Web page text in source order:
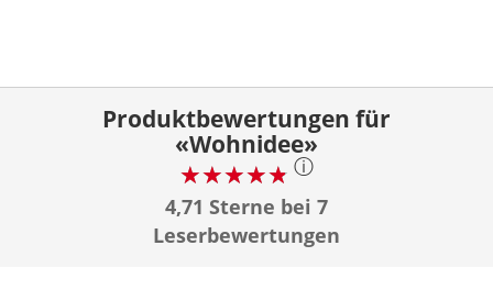
Produktbewertungen für
«Wohnidee»
ⓘ
4,71 Sterne bei 7
Leserbewertungen